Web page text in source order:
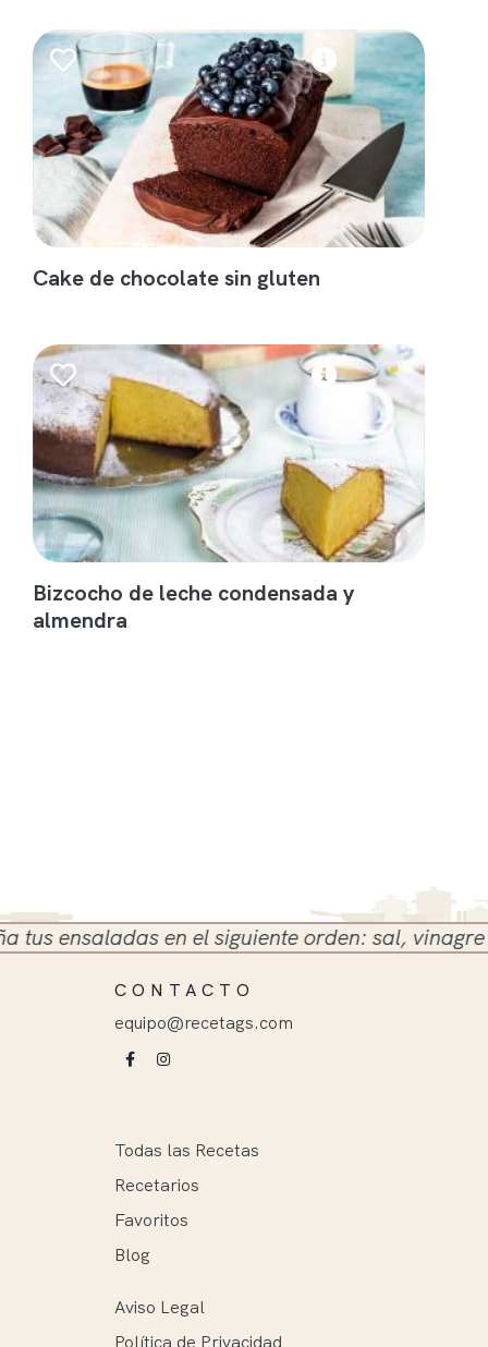
Cake de chocolate sin gluten
Bizcocho de leche condensada y
almendra
en el siguiente orden: sal, vinagre y
CONTACTO
equipo@recetags.com
Todas las Recetas
Recetarios
Favoritos
Blog
Aviso Legal
Política de Privacidad